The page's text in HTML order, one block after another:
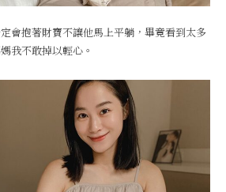
會抱著財寶不讓他馬上平躺，畢竟看到太多
我不敢掉以輕心。